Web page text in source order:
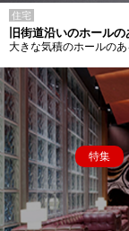
住宅
旧街道沿いのホール
大きな気積のホールのあ
特集